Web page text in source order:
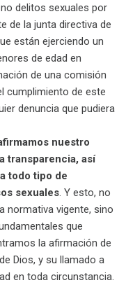
delitos sexuales por
de la junta directiva de
están ejerciendo un
de edad en
de una comisión
cumplimiento de este
denuncia que pudiera
nuestro
transparencia, así
todo tipo de
sexuales. Y esto, no
normativa vigente, sino
que
la afirmación de
Dios, y su llamado a
en toda circunstancia.